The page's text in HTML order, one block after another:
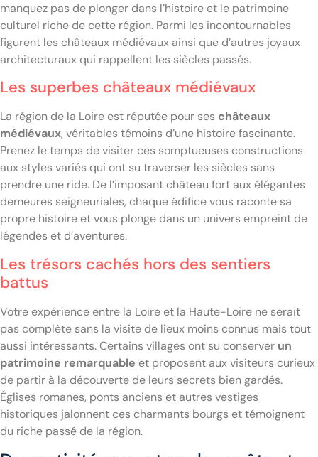
manquez pas de plonger dans l’histoire et le patrimoine
culturel riche de cette région. Parmi les incontournables
figurent les châteaux médiévaux ainsi que d’autres joyaux
architecturaux qui rappellent les siècles passés.
Les superbes châteaux médiévaux
La région de la Loire est réputée pour ses châteaux
médiévaux, véritables témoins d’une histoire fascinante.
Prenez le temps de visiter ces somptueuses constructions
aux styles variés qui ont su traverser les siècles sans
prendre une ride. De l’imposant château fort aux élégantes
demeures seigneuriales, chaque édifice vous raconte sa
propre histoire et vous plonge dans un univers empreint de
légendes et d’aventures.
Les trésors cachés hors des sentiers
battus
Votre expérience entre la Loire et la Haute-Loire ne serait
pas complète sans la visite de lieux moins connus mais tout
aussi intéressants. Certains villages ont su conserver un
patrimoine remarquable et proposent aux visiteurs curieux
de partir à la découverte de leurs secrets bien gardés.
Églises romanes, ponts anciens et autres vestiges
historiques jalonnent ces charmants bourgs et témoignent
du riche passé de la région.